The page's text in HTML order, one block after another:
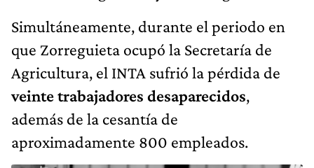
Simultáneamente, durante el periodo en
que Zorreguieta ocupó la Secretaría de
Agricultura, el INTA sufrió la pérdida de
veinte trabajadores desaparecidos,
además de la cesantía de
aproximadamente 800 empleados.